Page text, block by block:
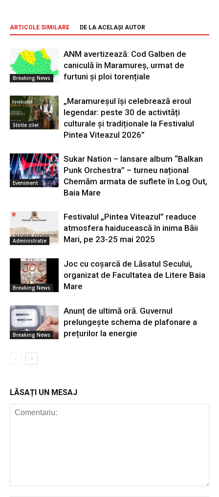
ARTICOLE SIMILARE DE LA ACELAȘI AUTOR
Breaking News
ANM avertizează: Cod Galben de
caniculă în Maramureș, urmat de
furtuni și ploi torențiale
Stirile zilei
„Maramureșul își celebrează eroul
legendar: peste 30 de activități
culturale și tradiționale la Festivalul
Pintea Viteazul 2026”
Eveniment
Sukar Nation – lansare album “Balkan
Punk Orchestra” – turneu național
Chemăm armata de suflete în Log Out,
Baia Mare
Administratie
Festivalul „Pintea Viteazul” readuce
atmosfera haiducească în inima Băii
Mari, pe 23-25 mai 2025
Breaking News
Joc cu coșarcă de Lăsatul Secului,
organizat de Facultatea de Litere Baia
Mare
Breaking News
Anunț de ultimă oră. Guvernul
prelungește schema de plafonare a
prețurilor la energie
LĂSAȚI UN MESAJ